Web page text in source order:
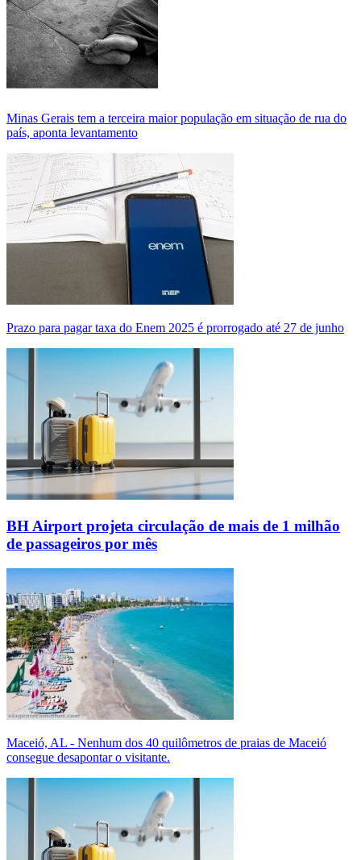
Minas Gerais tem a terceira maior população em situação de rua do
país, aponta levantamento
Prazo para pagar taxa do Enem 2025 é prorrogado até 27 de junho
BH Airport projeta circulação de mais de 1 milhão
de passageiros por mês
Maceió, AL - Nenhum dos 40 quilômetros de praias de Maceió
consegue desapontar o visitante.